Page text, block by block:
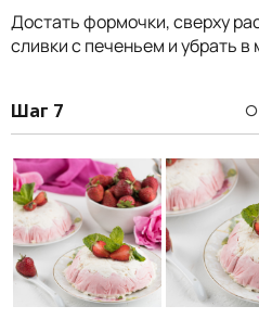
Достать формочки, сверху
сливки с печеньем и убрать
Шаг 7